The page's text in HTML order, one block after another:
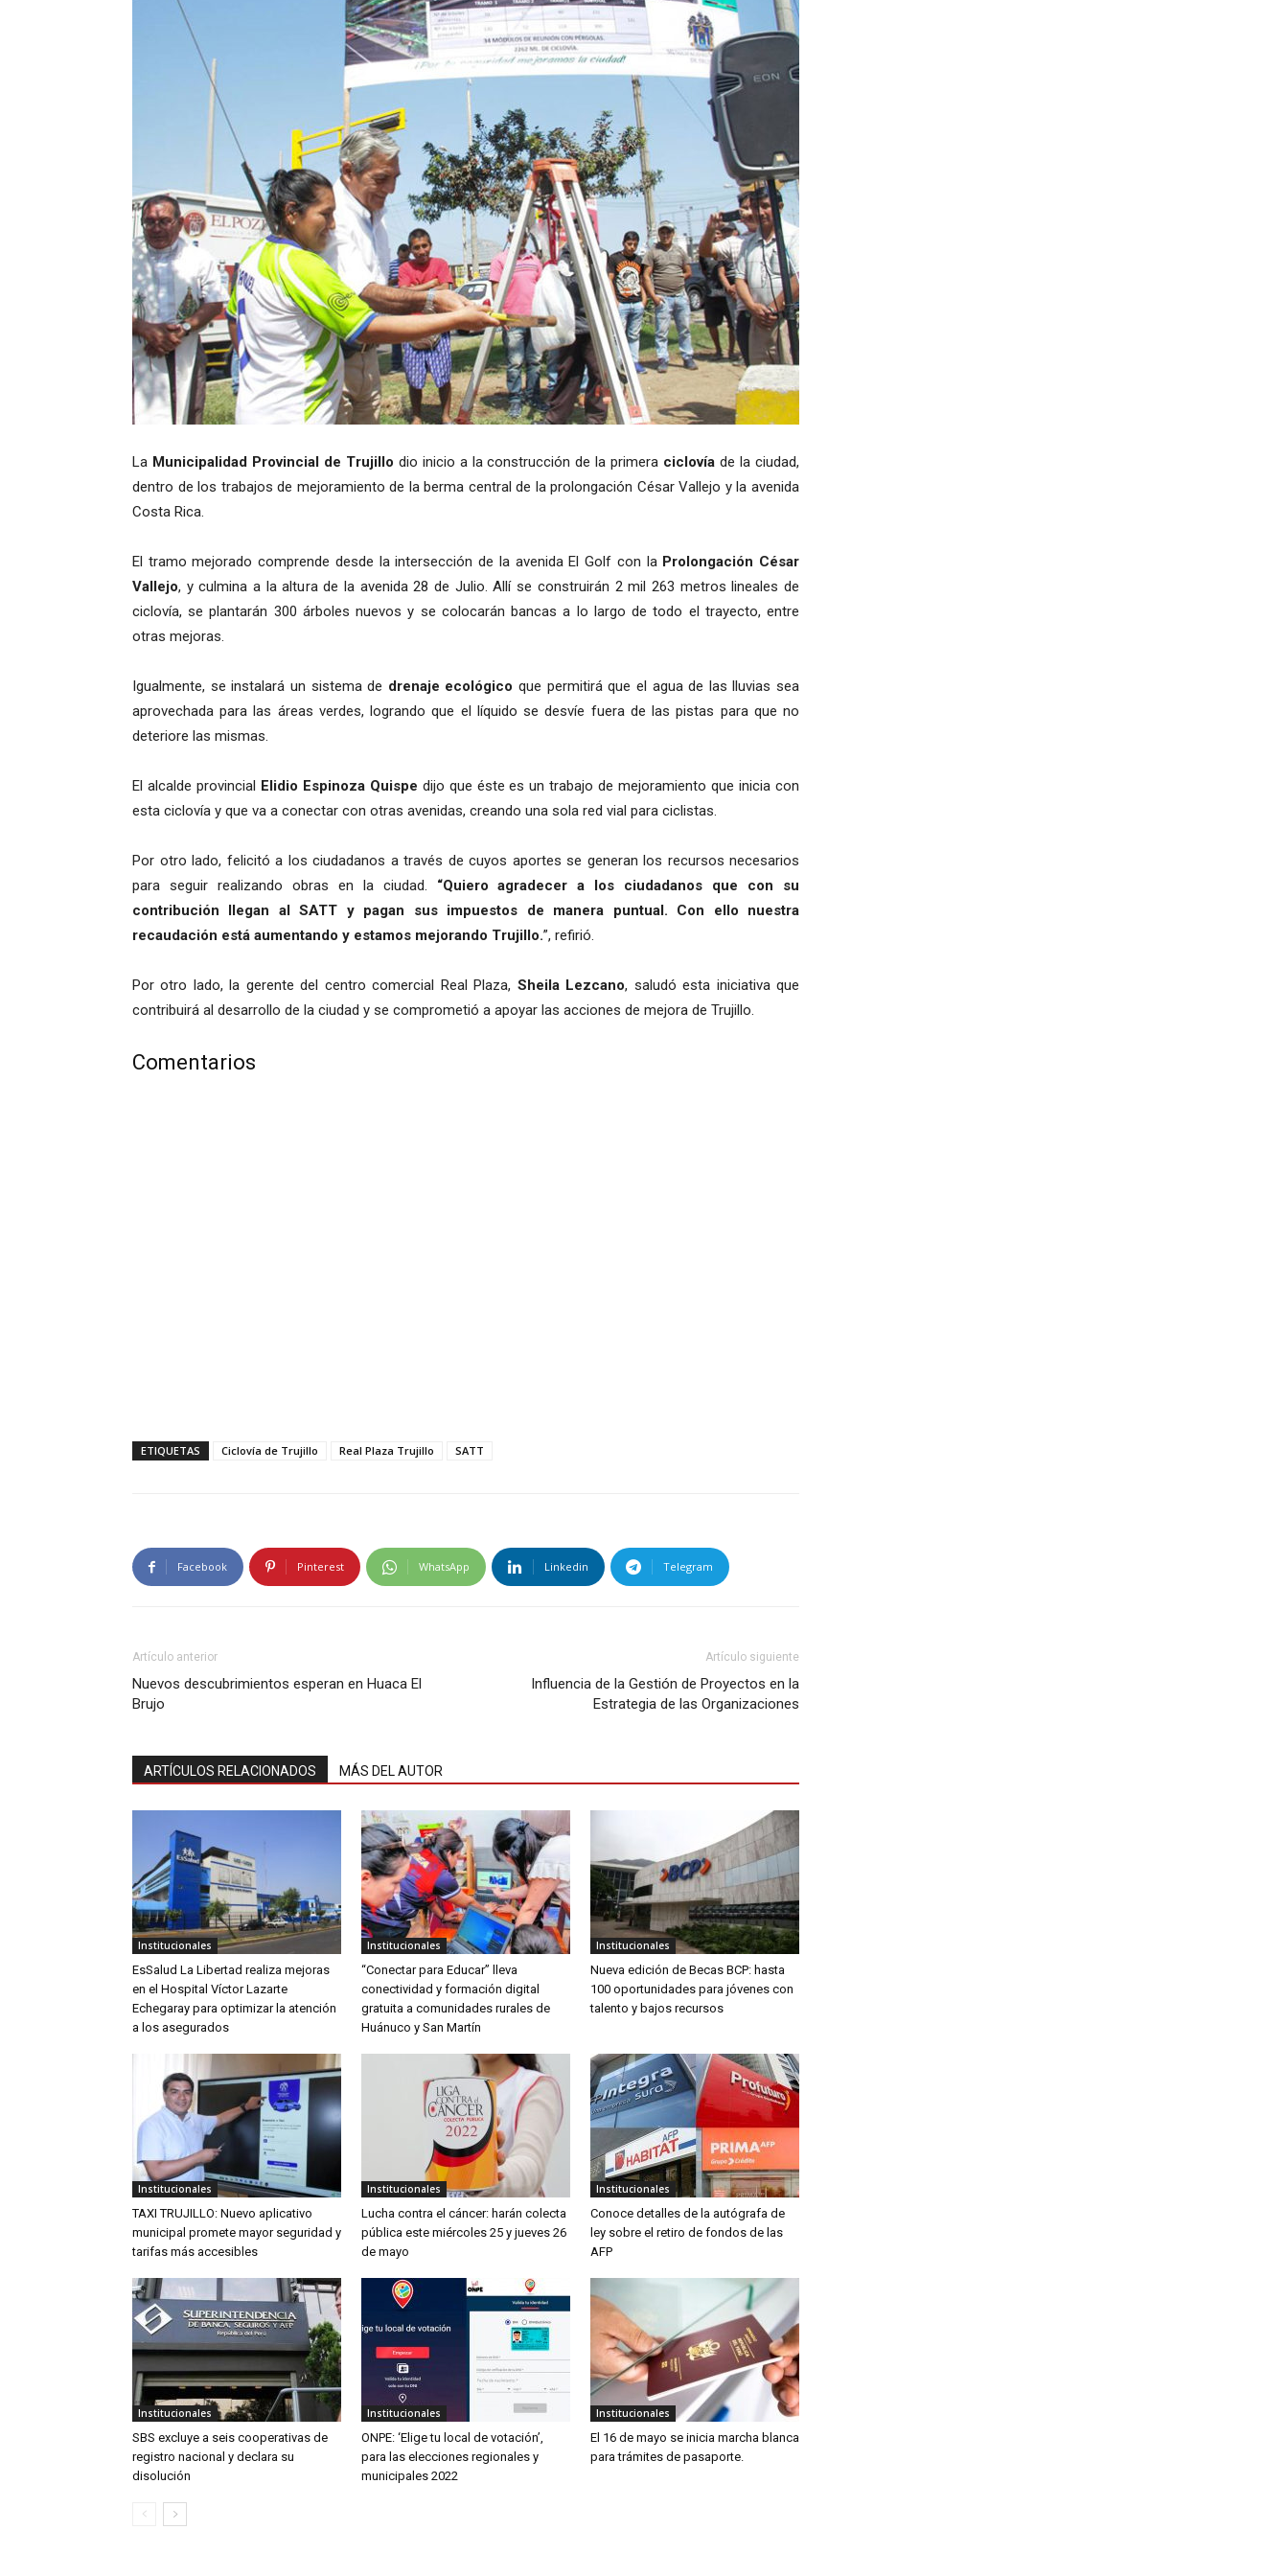
La Municipalidad Provincial de Trujillo dio inicio a la construcción de la primera ciclovía de la ciudad,
dentro de los trabajos de mejoramiento de la berma central de la prolongación César Vallejo y la avenida
Costa Rica.
El tramo mejorado comprende desde la intersección de la avenida El Golf con la Prolongación César
Vallejo, y culmina a la altura de la avenida 28 de Julio. Allí se construirán 2 mil 263 metros lineales de
ciclovía, se plantarán 300 árboles nuevos y se colocarán bancas a lo largo de todo el trayecto, entre
otras mejoras.
Igualmente, se instalará un sistema de drenaje ecológico que permitirá que el agua de las lluvias sea
aprovechada para las áreas verdes, logrando que el líquido se desvíe fuera de las pistas para que no
deteriore las mismas.
El alcalde provincial Elidio Espinoza Quispe dijo que éste es un trabajo de mejoramiento que inicia con
esta ciclovía y que va a conectar con otras avenidas, creando una sola red vial para ciclistas.
Por otro lado, felicitó a los ciudadanos a través de cuyos aportes se generan los recursos necesarios
para seguir realizando obras en la ciudad. “Quiero agradecer a los ciudadanos que con su
contribución llegan al SATT y pagan sus impuestos de manera puntual. Con ello nuestra
recaudación está aumentando y estamos mejorando Trujillo.”, refirió.
Por otro lado, la gerente del centro comercial Real Plaza, Sheila Lezcano, saludó esta iniciativa que
contribuirá al desarrollo de la ciudad y se comprometió a apoyar las acciones de mejora de Trujillo.
Comentarios
ETIQUETAS Ciclovía de Trujillo Real Plaza Trujillo SATT
Facebook Pinterest WhatsApp Linkedin Telegram
Artículo anterior
Nuevos descubrimientos esperan en Huaca El
Brujo
Artículo siguiente
Influencia de la Gestión de Proyectos en la
Estrategia de las Organizaciones
ARTÍCULOS RELACIONADOS MÁS DEL AUTOR
Institucionales
EsSalud La Libertad realiza mejoras
en el Hospital Víctor Lazarte
Echegaray para optimizar la atención
a los asegurados
Institucionales
“Conectar para Educar” lleva
conectividad y formación digital
gratuita a comunidades rurales de
Huánuco y San Martín
Institucionales
Nueva edición de Becas BCP: hasta
100 oportunidades para jóvenes con
talento y bajos recursos
Institucionales
TAXI TRUJILLO: Nuevo aplicativo
municipal promete mayor seguridad y
tarifas más accesibles
Institucionales
Lucha contra el cáncer: harán colecta
pública este miércoles 25 y jueves 26
de mayo
Institucionales
Conoce detalles de la autógrafa de
ley sobre el retiro de fondos de las
AFP
Institucionales
SBS excluye a seis cooperativas de
registro nacional y declara su
disolución
Institucionales
ONPE: ‘Elige tu local de votación’,
para las elecciones regionales y
municipales 2022
Institucionales
El 16 de mayo se inicia marcha blanca
para trámites de pasaporte.